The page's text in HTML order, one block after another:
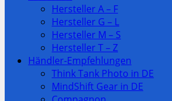
Hersteller A – F
Hersteller G – L
Hersteller M – S
Hersteller T – Z
Händler-Empfehlungen
Think Tank Photo in DE
MindShift Gear in DE